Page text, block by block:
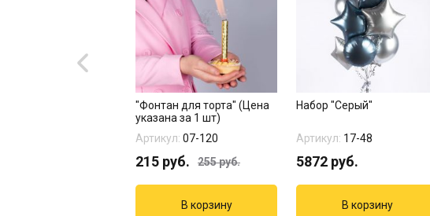
"Фонтан для торта" (Цена
указана за 1 шт)
Артикул: 07-120
215 руб. 255руб.
Набор "Серый"
Артикул: 17-48
5872 руб.